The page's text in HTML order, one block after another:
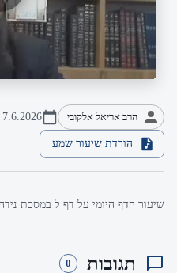
הרב אריאל אלקובי 7.6.2026
הורדת שיעור שמע
שיעור הדף היומי על דף ל במסכת
תגובות 0